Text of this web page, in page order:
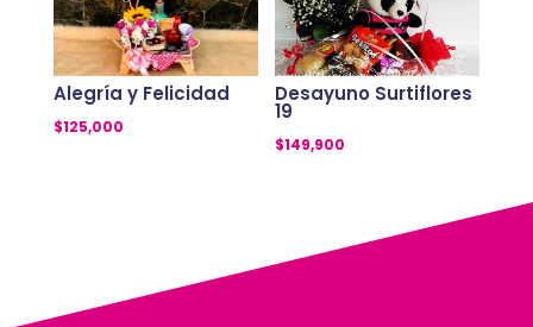
Alegría y Felicidad
$125,000
Desayuno Surtiflores
19
$149,900